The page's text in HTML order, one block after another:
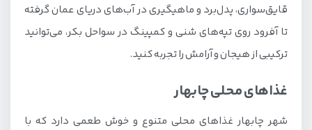
قایق‌سواری، پدل‌برد و ماهیگیری در آب‌های دریای عمان گرفته
تا آفرود روی تپه‌های شنی و کمپینگ در سواحل بکر، می‌توانید
ترکیبی از هیجان و آرامش را تجربه کنید.
غذاهای محلی چابهار
شهر چابهار غذاهای محلی متنوع و خوش طعمی دارد که با